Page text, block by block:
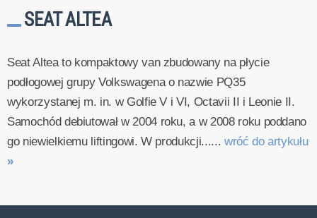
SEAT ALTEA
Seat Altea to kompaktowy van zbudowany na płycie
podłogowej grupy Volkswagena o nazwie PQ35
wykorzystanej m. in. w Golfie V i VI, Octavii II i Leonie II.
Samochód debiutował w 2004 roku, a w 2008 roku poddano
go niewielkiemu liftingowi. W produkcji...... wróć do artykułu
»